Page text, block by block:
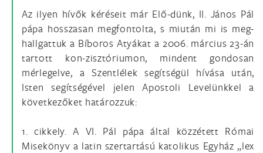
Az ilyen hívők kéréseit már Elő-dünk, II. János Pál
pápa hosszasan megfontolta, s miután mi is meg-
hallgattuk a Bíboros Atyákat a 2006. március 23-án
tartott kon-zisztóriumon, mindent gondosan
mérlegelve, a Szentlélek segítségül hívása után,
Isten segítségével jelen Apostoli Levelünkkel a
következőket határozzuk:
1. cikkely. A VI. Pál pápa által közzétett Római
Misekönyv a latin szertartású katolikus Egyház „lex